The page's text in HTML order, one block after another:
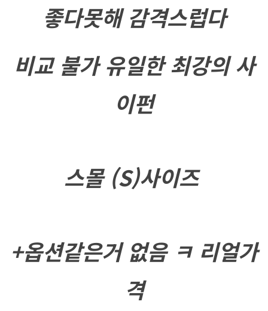
좋다못해 감격스럽다
비교 불가 유일한 최강의 사
이펀
스몰 (S)사이즈
+옵션같은거 없음 ㅋ 리얼가
격